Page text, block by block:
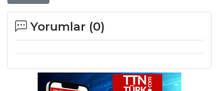
Yorumlar (0)